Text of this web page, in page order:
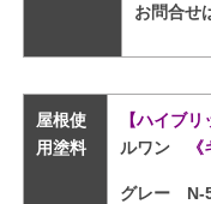
お問合せ
屋根使
用塗料
【ハイブリ
ルワン
グレー